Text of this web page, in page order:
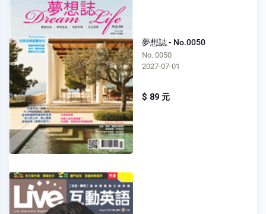
夢想誌 - No.0050
No. 0050
2027-07-01
$ 89 元